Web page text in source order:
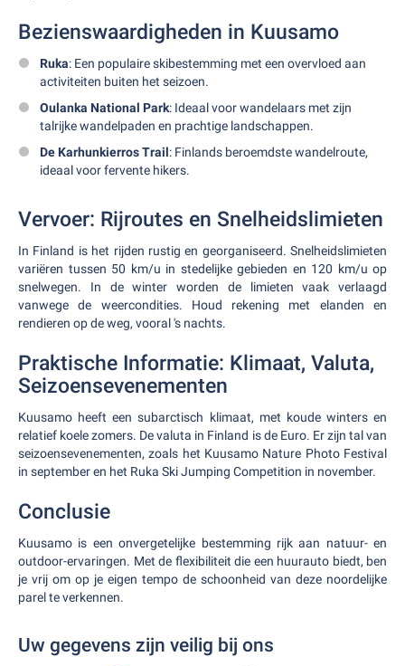
Bezienswaardigheden in Kuusamo
Ruka: Een populaire skibestemming met een overvloed aan
activiteiten buiten het seizoen.
Oulanka National Park: Ideaal voor wandelaars met zijn
talrijke wandelpaden en prachtige landschappen.
De Karhunkierros Trail: Finlands beroemdste wandelroute,
ideaal voor fervente hikers.
Vervoer: Rijroutes en Snelheidslimieten
In Finland is het rijden rustig en georganiseerd. Snelheidslimieten
variëren tussen 50 km/u in stedelijke gebieden en 120 km/u op
snelwegen. In de winter worden de limieten vaak verlaagd
vanwege de weercondities. Houd rekening met elanden en
rendieren op de weg, vooral 's nachts.
Praktische Informatie: Klimaat, Valuta,
Seizoensevenementen
Kuusamo heeft een subarctisch klimaat, met koude winters en
relatief koele zomers. De valuta in Finland is de Euro. Er zijn tal van
seizoensevenementen, zoals het Kuusamo Nature Photo Festival
in september en het Ruka Ski Jumping Competition in november.
Conclusie
Kuusamo is een onvergetelijke bestemming rijk aan natuur- en
outdoor-ervaringen. Met de flexibiliteit die een huurauto biedt, ben
je vrij om op je eigen tempo de schoonheid van deze noordelijke
parel te verkennen.
Uw gegevens zijn veilig bij ons